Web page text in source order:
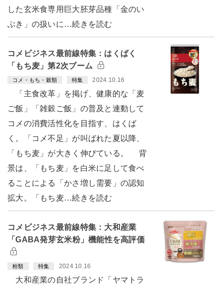
した玄米食専用巨大胚芽品種「金のい
ぶき」の扱いに…続きを読む
コメビジネス最前線特集：はくばく
「もち麦」第2次ブーム
コメ・もち・穀類 特集 2024.10.16
「主食改革」を掲げ、健康的な「麦
ご飯」「雑穀ご飯」の普及と連動して
コメの消費活性化を目指す、はくば
く。「コメ不足」が叫ばれた夏以降、
「もち麦」が大きく伸びている。 背
景は、「もち麦」を白米に足して食べ
ることによる「かさ増し需要」の認知
拡大。「もち麦…続きを読む
コメビジネス最前線特集：大和産業
「GABA発芽玄米粉」機能性を高評価
粉類 特集 2024.10.16
大和産業の自社ブランド「ヤマトラ